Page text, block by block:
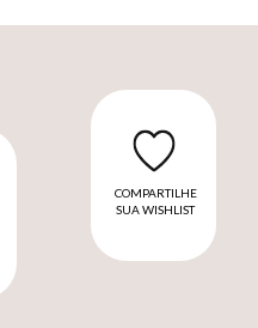
COMPARTILHE
SUA WISHLIST